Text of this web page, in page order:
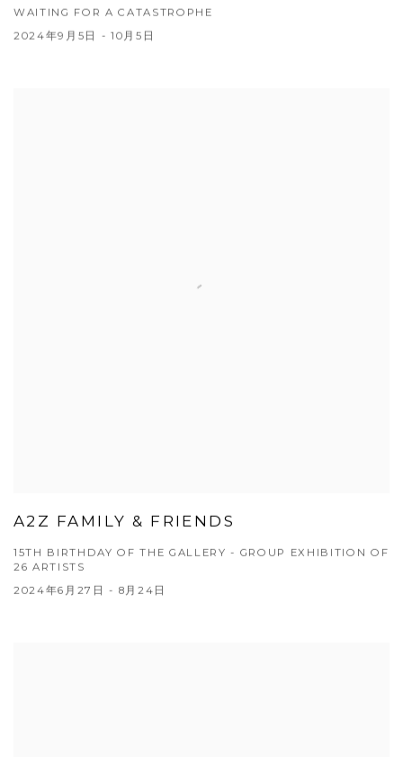
WAITING FOR A CATASTROPHE
2024年9月5日 - 10月5日
A2Z FAMILY & FRIENDS
15TH BIRTHDAY OF THE GALLERY - GROUP EXHIBITION OF
26 ARTISTS
2024年6月27日 - 8月24日